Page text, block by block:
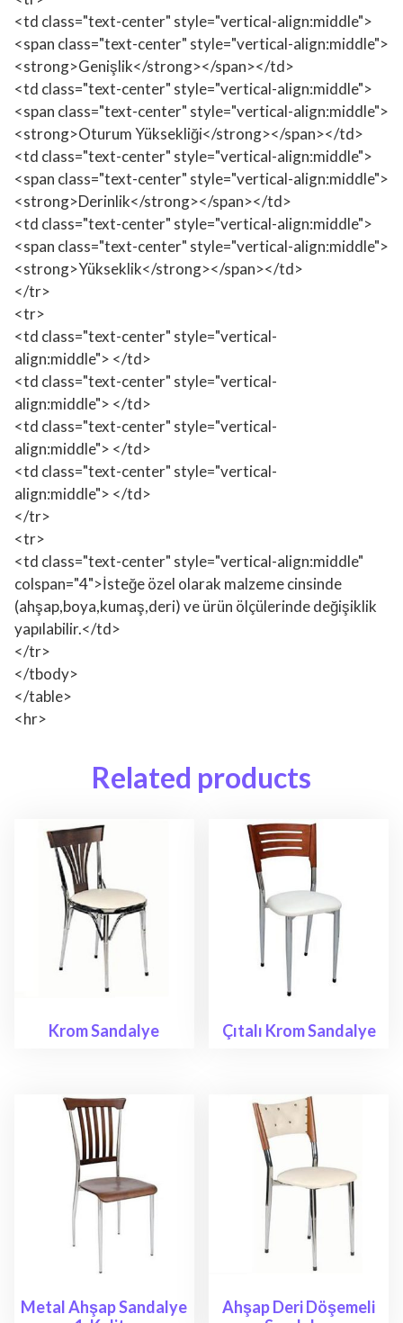
<td class="text-center" style="vertical-align:middle">
<span class="text-center" style="vertical-align:middle">
<strong>Genişlik</strong></span></td>
<td class="text-center" style="vertical-align:middle">
<span class="text-center" style="vertical-align:middle">
<strong>Oturum Yüksekliği</strong></span></td>
<td class="text-center" style="vertical-align:middle">
<span class="text-center" style="vertical-align:middle">
<strong>Derinlik</strong></span></td>
<td class="text-center" style="vertical-align:middle">
<span class="text-center" style="vertical-align:middle">
<strong>Yükseklik</strong></span></td>
</tr>
<tr>
<td class="text-center" style="vertical-
align:middle"> </td>
<td class="text-center" style="vertical-
align:middle"> </td>
<td class="text-center" style="vertical-
align:middle"> </td>
<td class="text-center" style="vertical-
align:middle"> </td>
</tr>
<tr>
<td class="text-center" style="vertical-align:middle"
colspan="4">İsteğe özel olarak malzeme cinsinde
(ahşap,boya,kumaş,deri) ve ürün ölçülerinde değişiklik
yapılabilir.</td>
</tr>
</tbody>
</table>
<hr>
Related products
Krom Sandalye Çıtalı Krom Sandalye
Metal Ahşap Sandalye
Ahşap Deri Döşemeli